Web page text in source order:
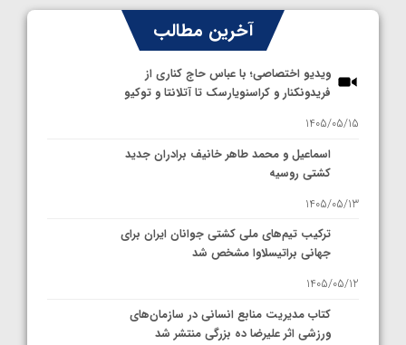
آخرین مطالب
ویدیو اختصاصی؛ با عباس حاج کناری از
فریدونکنار و کراسنویارسک تا آتلانتا و توکیو
1405/05/15
اسماعیل و محمد طاهر خانیف برادران جدید
کشتی روسیه
1405/05/13
ترکیب تیم‌های ملی کشتی جوانان ایران برای
جهانی براتیسلاوا مشخص شد
1405/05/12
کتاب مدیریت منابع انسانی در سازمان‌های
ورزشی اثر علیرضا ده بزرگی منتشر شد